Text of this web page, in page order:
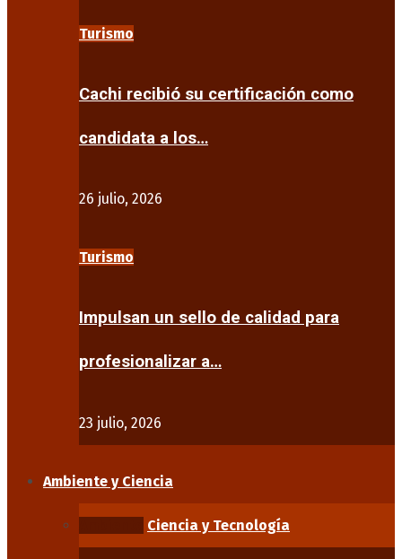
Turismo
Cachi recibió su certificación como
candidata a los…
26 julio, 2026
Turismo
Impulsan un sello de calidad para
profesionalizar a…
23 julio, 2026
Ambiente y Ciencia
Ciencia y Tecnología